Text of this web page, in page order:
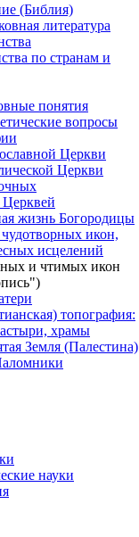
(Библия)
литература
по странам и
понятия
вопросы
Церкви
Церкви
Церквей
жизнь Богородицы
икон,
исцелений
и чтимых икон
топография:
храмы
Земля (Палестина)
науки